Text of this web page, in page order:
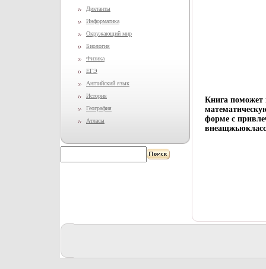
Диктанты
Информатика
Окружающий мир
Биология
Физика
ЕГЭ
Английский язык
История
География
Атласы
Книга поможет
форме с